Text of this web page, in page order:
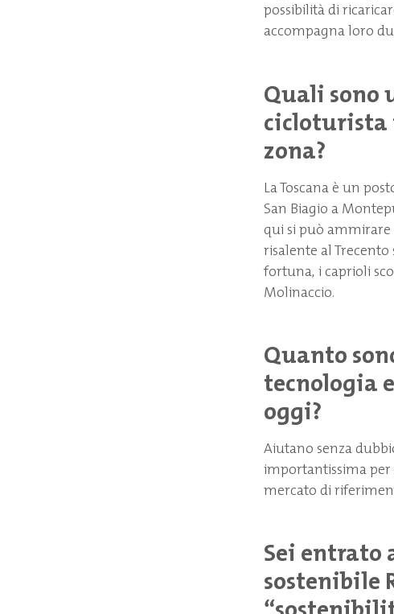
possibilità di
accompagna loro
Quali sono
cicloturista
zona?
La Toscana è un
San Biagio a
qui si può
risalente al Trecento
fortuna, i caprioli
Molinaccio.
Quanto
tecnologia
oggi?
Aiutano senza
importantissima per
mercato di
Sei entrato
sostenibile